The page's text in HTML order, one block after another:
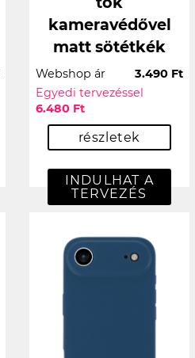
kameravédővel
matt sötétkék
Webshop ár
3.490 Ft
Egyedi tervezéssel
6.480 Ft
részletek
INDULHAT A
TERVEZÉS